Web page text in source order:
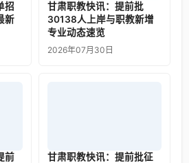
招
新
甘肃职教快讯：提前批
30138人上岸与职教新增
专业动态速览
2026年07月30日
前
甘肃职教快讯：提前批征